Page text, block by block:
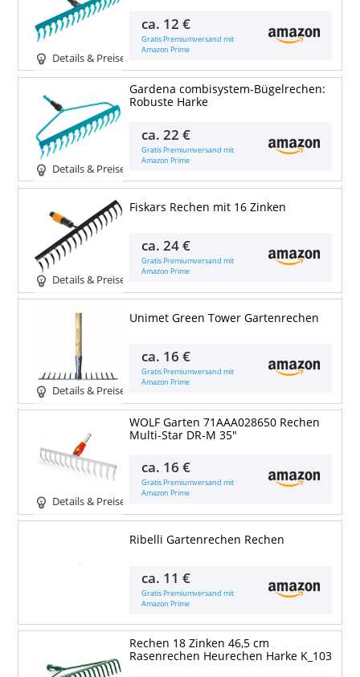
Details & Preise
ca. 12 €
Gratis Premiumversand mit
Amazon Prime
Details & Preise
Gardena combisystem-Bügelrechen:
Robuste Harke
ca.22 €
Gratis Premiumversand mit
Amazon Prime
Details & Preise
Fiskars Rechen mit 16 Zinken
ca.24 €
Gratis Premiumversand mit
Amazon Prime
Details & Preise
Unimet Green Tower Gartenrechen
ca. 16 €
Gratis Premiumversand mit
Amazon Prime
Details & Preise
WOLF Garten 71AAA028650 Rechen
Multi-Star DR-M 35"
ca. 16 €
Gratis Premiumversand mit
Amazon Prime
Ribelli Gartenrechen Rechen
ca. 11 €
Gratis Premiumversand mit
Amazon Prime
Rechen 18 Zinken 46,5 cm
Rasenrechen Heurechen Harke K_103